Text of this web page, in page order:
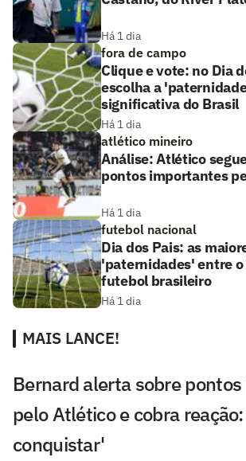
Há 1 dia
fora de campo
Clique e vote: no Dia
escolha a
significativa do Brasil
Há 1 dia
atlético mineiro
Análise: Atlético
pontos importantes
Há 1 dia
futebol nacional
Dia dos Pais: as
'paternidades' entre o
futebol brasileiro
Há 1 dia
MAIS LANCE!
Bernard alerta sobre
pelo Atlético e cobra
conquistar'